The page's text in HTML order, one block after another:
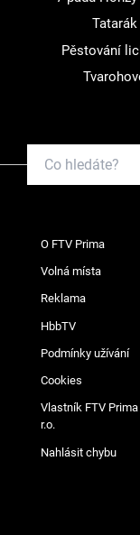
Pěstování
O FTV Prima
Volná místa
Reklama
HbbTV
Podmínky užívání
Cookies
Vlastník FTV
r.o.
Nahlásit chybu